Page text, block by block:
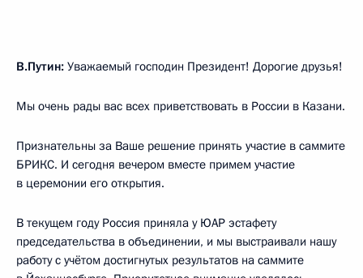
В.Путин: Уважаемый господин Президент! Дорогие друзья!
Мы очень рады вас всех приветствовать в России в Казани.
Признательны за Ваше решение принять участие в саммите
БРИКС. И сегодня вечером вместе примем участие
в церемонии его открытия.
В текущем году Россия приняла у ЮАР эстафету
председательства в объединении, и мы выстраивали нашу
работу с учётом достигнутых результатов на саммите